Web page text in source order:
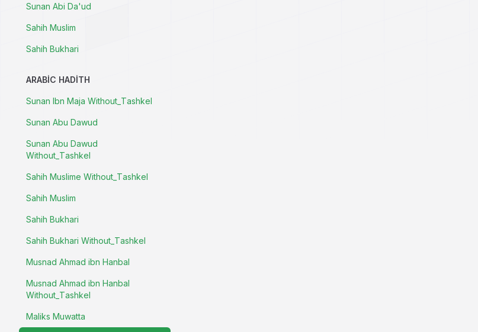
Sunan Abi Da'ud
Sahih Muslim
Sahih Bukhari
ARABIC HADITH
Sunan Ibn Maja Without_Tashkel
Sunan Abu Dawud
Sunan Abu Dawud
Without_Tashkel
Sahih Muslime Without_Tashkel
Sahih Muslim
Sahih Bukhari
Sahih Bukhari Without_Tashkel
Musnad Ahmad ibn Hanbal
Musnad Ahmad ibn Hanbal
Without_Tashkel
Maliks Muwatta